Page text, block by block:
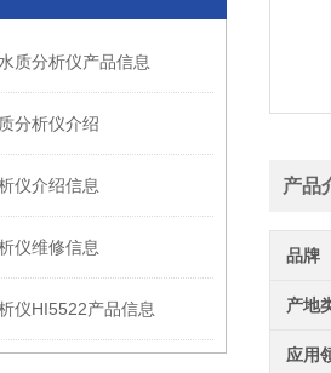
质分析仪产品信息
分析仪介绍
仪介绍信息
仪维修信息
仪HI5522产品信息
产品
品牌
产地
应用